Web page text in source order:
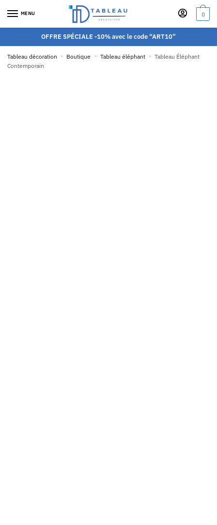
MENU 0
OFFRE SPÉCIALE -10% avec le code “ART10”
Tableau décoration » Boutique » Tableau éléphant » Tableau Éléphant
Contemporain